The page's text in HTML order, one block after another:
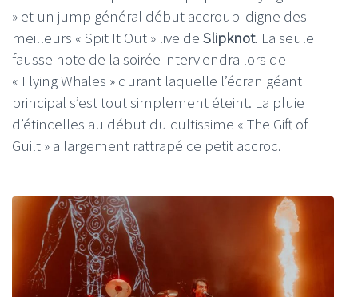
» et un jump général début accroupi digne des
meilleurs « Spit It Out » live de Slipknot. La seule
fausse note de la soirée interviendra lors de
« Flying Whales » durant laquelle l’écran géant
principal s’est tout simplement éteint. La pluie
d’étincelles au début du cultissime « The Gift of
Guilt » a largement rattrapé ce petit accroc.